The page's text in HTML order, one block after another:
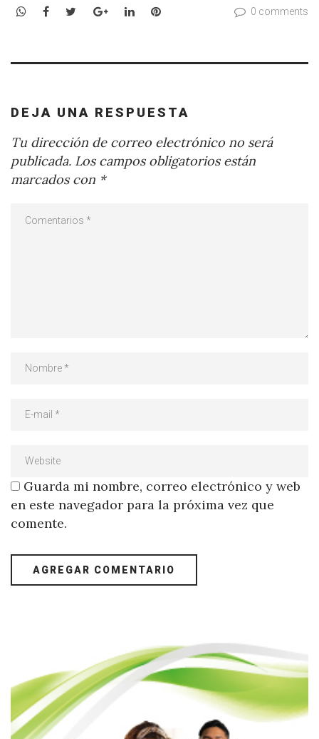
WhatsApp
Facebook
TwitterGoogle+LinkedInPinterest 0 comments
DEJA UNA RESPUESTA
Tu dirección de correo electrónico no será
publicada. Los campos obligatorios están
marcados con *
Guarda mi nombre, correo electrónico y web
en este navegador para la próxima vez que
comente.